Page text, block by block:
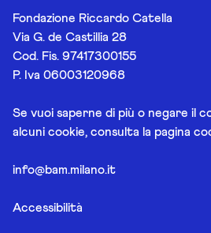
Fondazione Riccardo Catella
Via G. de Castillia 28
Cod. Fis. 97417300155
P. Iva 06003120968
Se vuoi saperne di più o negare il
alcuni cookie, consulta la pagina
info@bam.milano.it
Accessibilità